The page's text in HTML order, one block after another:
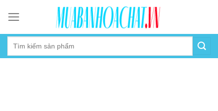
content